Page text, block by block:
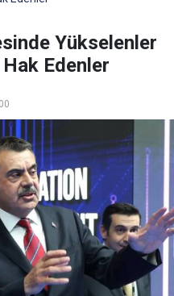
Yükselenler
Edenler